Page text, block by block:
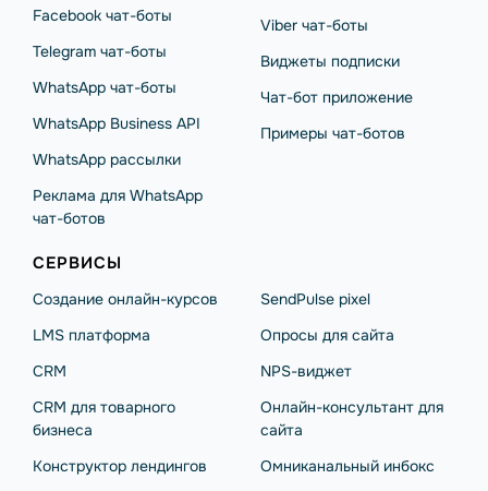
Facebook чат-боты
Telegram чат-боты
WhatsApp чат-боты
WhatsApp Business API
WhatsApp рассылки
Реклама для WhatsApp
чат-ботов
Viber чат-боты
Виджеты подписки
Чат-бот приложение
Примеры чат-ботов
СЕРВИСЫ
Создание онлайн-курсов
LMS платформа
CRM
CRM для товарного
бизнеса
Конструктор лендингов
SendPulse pixel
Опросы для сайта
NPS-виджет
Онлайн-консультант для
сайта
Омниканальный инбокс